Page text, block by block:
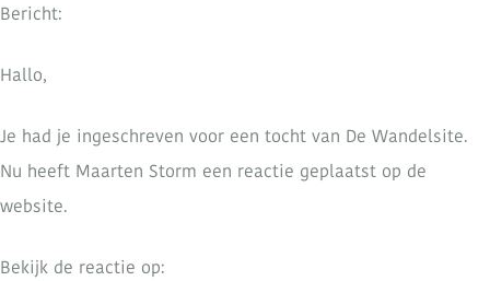
Bericht:
Hallo,
Je had je ingeschreven voor een tocht van De Wandelsite.
Nu heeft Maarten Storm een reactie geplaatst op de
website.
Bekijk de reactie op: